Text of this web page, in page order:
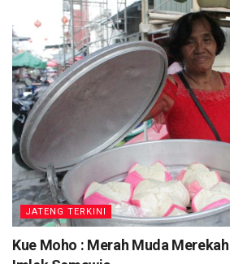
JATENG TERKINI
Kue Moho : Merah Muda